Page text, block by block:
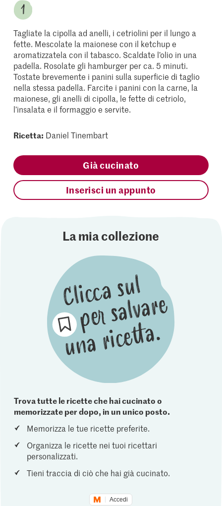
Tagliate la cipolla ad anelli, i cetriolini per il lungo a
fette. Mescolate la maionese con il ketchup e
aromatizzatela con il tabasco. Scaldate l’olio in una
padella. Rosolate gli hamburger per ca. 5 minuti.
Tostate brevemente i panini sulla superficie di taglio
nella stessa padella. Farcite i panini con la carne, la
maionese, gli anelli di cipolla, le fette di cetriolo,
l’insalata e il formaggio e servite.
Ricetta: Daniel Tinembart
Già cucinato
Inserisci un appunto
La mia collezione
Trova tutte le ricette che hai cucinato o
memorizzate per dopo, in un unico posto.
Memorizza le tue ricette preferite.
Organizza le ricette nei tuoi ricettari
personalizzati.
Tieni traccia di ciò che hai già cucinato.
Accedi